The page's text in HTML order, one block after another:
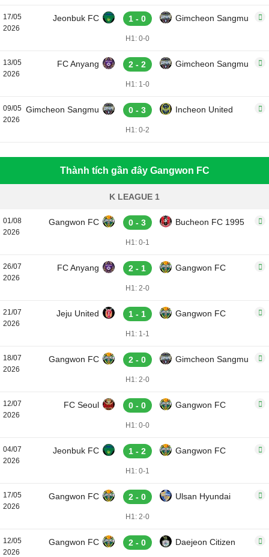
17/05
2026
Jeonbuk FC 1 - 0 Gimcheon Sangmu
H1: 0-0
13/05
2026
FC Anyang 2 - 2 Gimcheon Sangmu
H1: 1-0
09/05
2026
Gimcheon Sangmu 0 - 3 Incheon United
H1: 0-2
Thành tích gần đây Gangwon FC
K LEAGUE 1
01/08
2026
Gangwon FC 0 - 3 Bucheon FC 1995
H1: 0-1
26/07
2026
FC Anyang 2 - 1 Gangwon FC
H1: 2-0
21/07
2026
Jeju United 1 - 1 Gangwon FC
H1: 1-1
18/07
2026
Gangwon FC 2 - 0 Gimcheon Sangmu
H1: 2-0
12/07
2026
FC Seoul 0 - 0 Gangwon FC
H1: 0-0
04/07
2026
Jeonbuk FC 1 - 2 Gangwon FC
H1: 0-1
17/05
2026
Gangwon FC 2 - 0 Ulsan Hyundai
H1: 2-0
12/05
2026
Gangwon FC 2 - 0 Daejeon Citizen